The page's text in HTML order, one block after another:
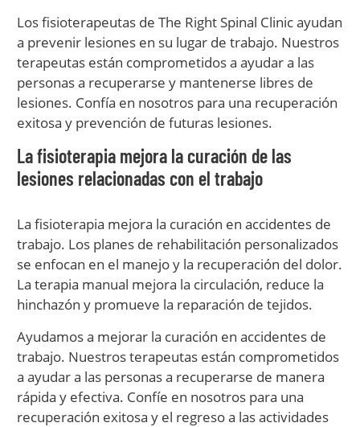
Los fisioterapeutas de The Right Spinal Clinic ayudan
a prevenir lesiones en su lugar de trabajo. Nuestros
terapeutas están comprometidos a ayudar a las
personas a recuperarse y mantenerse libres de
lesiones. Confía en nosotros para una recuperación
exitosa y prevención de futuras lesiones.
La fisioterapia mejora la curación de las
lesiones relacionadas con el trabajo
La fisioterapia mejora la curación en accidentes de
trabajo. Los planes de rehabilitación personalizados
se enfocan en el manejo y la recuperación del dolor.
La terapia manual mejora la circulación, reduce la
hinchazón y promueve la reparación de tejidos.
Ayudamos a mejorar la curación en accidentes de
trabajo. Nuestros terapeutas están comprometidos
a ayudar a las personas a recuperarse de manera
rápida y efectiva. Confíe en nosotros para una
recuperación exitosa y el regreso a las actividades